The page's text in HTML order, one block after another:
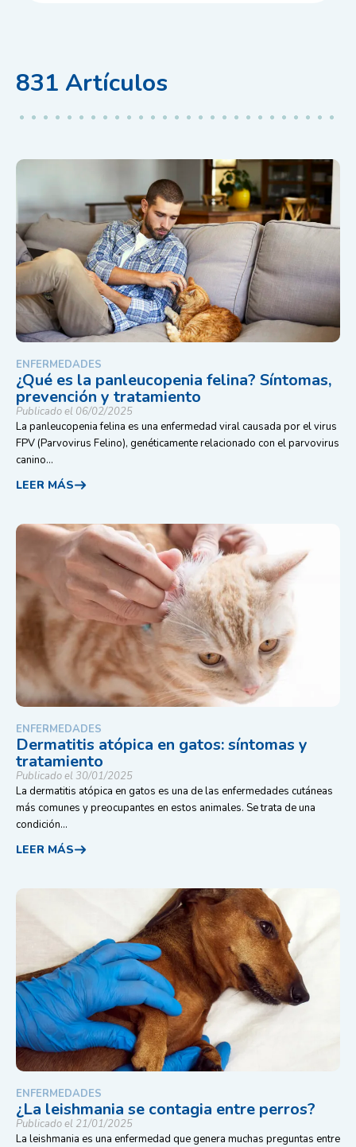
831 Artículos
ENFERMEDADES
¿Qué es la panleucopenia felina? Síntomas,
prevención y tratamiento
Publicado el 06/02/2025
La panleucopenia felina es una enfermedad viral causada por el virus
FPV (Parvovirus Felino), genéticamente relacionado con el parvovirus
canino...
LEER MÁS
ENFERMEDADES
Dermatitis atópica en gatos: síntomas y
tratamiento
Publicado el 30/01/2025
La dermatitis atópica en gatos es una de las enfermedades cutáneas
más comunes y preocupantes en estos animales. Se trata de una
condición...
LEER MÁS
ENFERMEDADES
¿La leishmania se contagia entre perros?
Publicado el 21/01/2025
La leishmania es una enfermedad que genera muchas preguntas entre